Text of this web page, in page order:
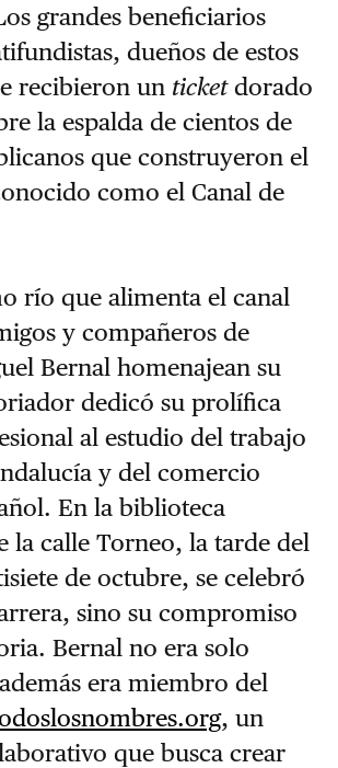
grandes beneficiarios
dueños de estos
recibieron un ticketdorado
la espalda de cientos de
que construyeron el
como el Canal de
río que alimenta el canal
y compañeros de
Bernal homenajean su
dedicó su prolífica
al estudio del trabajo
y del comercio
En la biblioteca
la calle Torneo, la tarde del
de octubre, se celebró
sino su compromiso
Bernal no era solo
era miembro del
, un
que busca crear